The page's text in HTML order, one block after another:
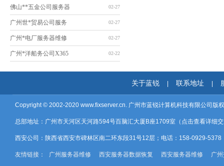
佛山**五金公司服务器 02-27
广州世*贸易公司服务 02-27
广州*电厂服务器维修 02-27
广州*洋船务公司X365 02-22
关于蓝锐 联系地址
Copyright © 2002-2020 www.fixserver.cn. 广州市蓝锐计算机科技有限公司版
总部地址：广州市天河区天河路594号百脑汇大厦B座1709室（ 点击查看详细
西安公司：陕西省西安市碑林区南二环东段31号12层；电话：158-0929-5378
友情链接： 广州服务器维修 西安服务器数据恢复 西安服务器维修 广